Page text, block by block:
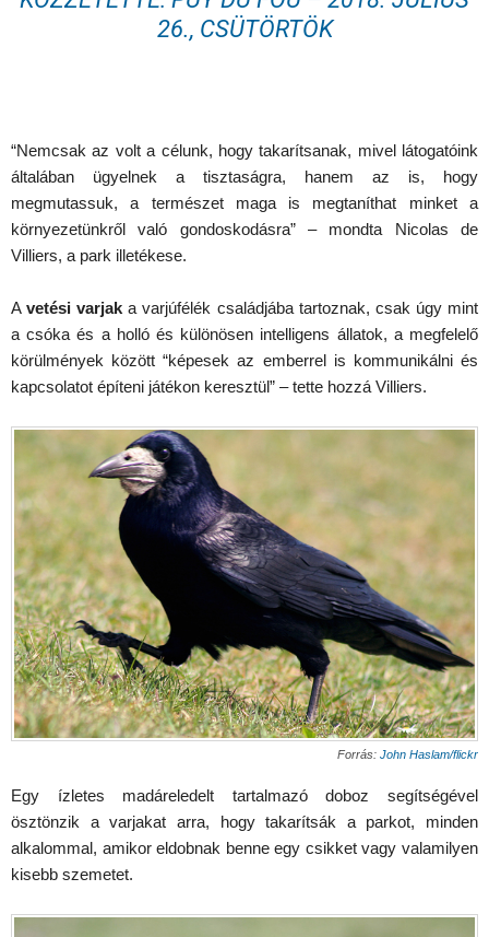
26., CSÜTÖRTÖK
“Nemcsak az volt a célunk, hogy takarítsanak, mivel látogatóink
általában ügyelnek a tisztaságra, hanem az is, hogy
megmutassuk, a természet maga is megtaníthat minket a
környezetünkről való gondoskodásra” – mondta Nicolas de
Villiers, a park illetékese.
Avetési varjak a varjúfélék családjába tartoznak, csak úgy mint
a csóka és a holló és különösen intelligens állatok, a megfelelő
körülmények között “képesek az emberrel is kommunikálni és
kapcsolatot építeni játékon keresztül” – tette hozzá Villiers.
Forrás: John Haslam/flickr
Egy ízletes madáreledelt tartalmazó doboz segítségével
ösztönzik a varjakat arra, hogy takarítsák a parkot, minden
alkalommal, amikor eldobnak benne egy csikket vagy valamilyen
kisebb szemetet.